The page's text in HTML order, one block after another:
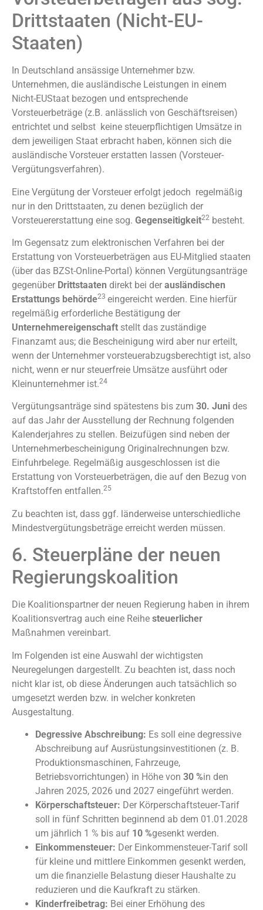
Drittstaaten (Nicht-EU-
Staaten)
In Deutschland ansässige Unternehmer bzw.
Unternehmen, die ausländische Leistungen in einem
Nicht-EUStaat bezogen und entsprechende
Vorsteuerbeträge (z.B. anlässlich von Geschäftsreisen)
entrichtet und selbst keine steuerpflichtigen Umsätze in
dem jeweiligen Staat erbracht haben, können sich die
ausländische Vorsteuer erstatten lassen (Vorsteuer-
Vergütungsverfahren).
Eine Vergütung der Vorsteuer erfolgt jedoch regelmäßig
nur in den Drittstaaten, zu denen bezüglich der
Vorsteuererstattung eine sog. Gegenseitigkeit22 besteht.
Im Gegensatz zum elektronischen Verfahren bei der
Erstattung von Vorsteuerbeträgen aus EU-Mitglied staaten
(über das BZSt-Online-Portal) können Vergütungsanträge
gegenüber Drittstaaten direkt bei der ausländischen
Erstattungs behörde23 eingereicht werden. Eine hierfür
regelmäßig erforderliche Bestätigung der
Unternehmereigenschaft stellt das zuständige
Finanzamt aus; die Bescheinigung wird aber nur erteilt,
wenn der Unternehmer vorsteuerabzugsberechtigt ist, also
nicht, wenn er nur steuerfreie Umsätze ausführt oder
Kleinunternehmer ist.24
Vergütungsanträge sind spätestens bis zum 30. Juni des
auf das Jahr der Ausstellung der Rechnung folgenden
Kalenderjahres zu stellen. Beizufügen sind neben der
Unternehmerbescheinigung Originalrechnungen bzw.
Einfuhrbelege. Regelmäßig ausgeschlossen ist die
Erstattung von Vorsteuerbeträgen, die auf den Bezug von
Kraftstoffen entfallen.25
Zu beachten ist, dass ggf. länderweise unterschiedliche
Mindestvergütungsbeträge erreicht werden müssen.
6. Steuerpläne der neuen
Regierungskoalition
Die Koalitionspartner der neuen Regierung haben in ihrem
Koalitionsvertrag auch eine Reihe steuerlicher
Maßnahmen vereinbart.
Im Folgenden ist eine Auswahl der wichtigsten
Neuregelungen dargestellt. Zu beachten ist, dass noch
nicht klar ist, ob diese Änderungen auch tatsächlich so
umgesetzt werden bzw. in welcher konkreten
Ausgestaltung.
Degressive Abschreibung: Es soll eine degressive
Abschreibung auf Ausrüstungsinvestitionen (z. B.
Produktionsmaschinen, Fahrzeuge,
Betriebsvorrichtungen) in Höhe von 30 %in den
Jahren 2025, 2026 und 2027 eingeführt werden.
Körperschaftsteuer: Der Körperschaftsteuer-Tarif
soll in fünf Schritten beginnend ab dem 01.01.2028
um jährlich 1 % bis auf 10 %gesenkt werden.
Einkommensteuer: Der Einkommensteuer-Tarif soll
für kleine und mittlere Einkommen gesenkt werden,
um die finanzielle Belastung dieser Haushalte zu
reduzieren und die Kaufkraft zu stärken.
Kinderfreibetrag: Bei einer Erhöhung des